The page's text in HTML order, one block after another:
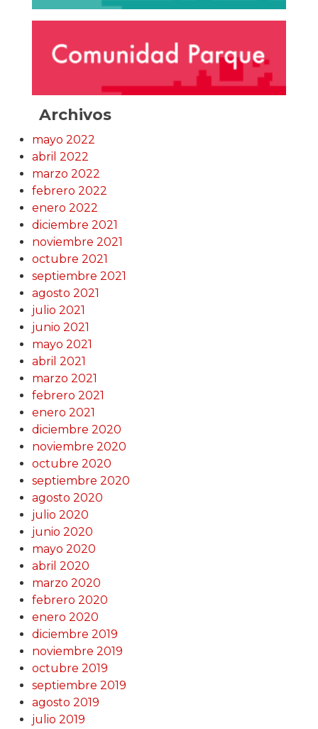
Archivos
mayo 2022
abril 2022
marzo 2022
febrero 2022
enero 2022
diciembre 2021
noviembre 2021
octubre 2021
septiembre 2021
agosto 2021
julio 2021
junio 2021
mayo 2021
abril 2021
marzo 2021
febrero 2021
enero 2021
diciembre 2020
noviembre 2020
octubre 2020
septiembre 2020
agosto 2020
julio 2020
junio 2020
mayo 2020
abril 2020
marzo 2020
febrero 2020
enero 2020
diciembre 2019
noviembre 2019
octubre 2019
septiembre 2019
agosto 2019
julio 2019